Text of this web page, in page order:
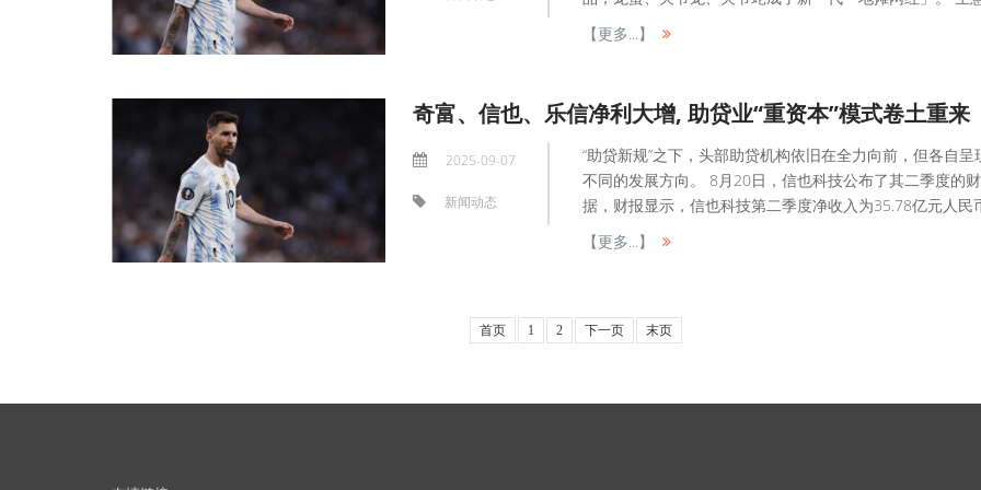
【更多...】
奇富、信也、乐信净利大增, 助贷业“重资本”模式卷土重来
2025-09-07
新闻动态
“助贷新规”之下，头部助贷机构依旧在全力向前，但各自呈
不同的发展方向。 8月20日，信也科技公布了其二季度的
据，财报显示，信也科技第二季度净收入为35.78亿元人民
【更多...】
首页 1 2 下一页 末页